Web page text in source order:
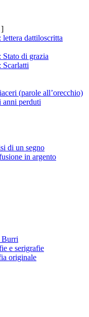
]
dattiloscritta
di grazia
Scarlatti
(parole all’orecchio)
perduti
di un segno
in argento
Burri
e serigrafie
originale